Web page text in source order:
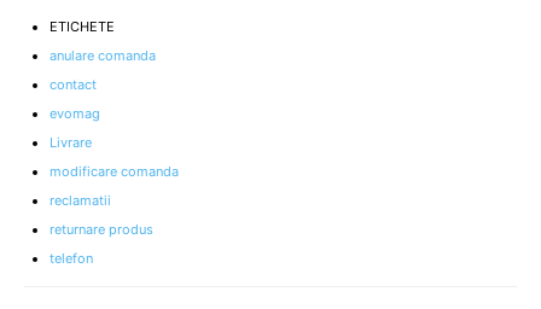
ETICHETE
anulare comanda
contact
evomag
Livrare
modificare comanda
reclamatii
returnare produs
telefon